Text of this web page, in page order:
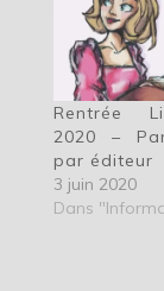
Rentrée
2020 –
par éditeur
3 juin 2020
Dans